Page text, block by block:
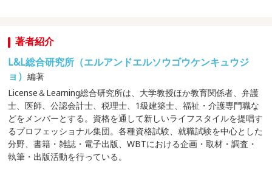
著者紹介
L&L総合研究所（エルアンドエルソウゴウケンキュウジ
ョ）編著
License＆Learning総合研究所は、大学教授ほか教育関係者、弁護
士、医師、公認会計士、税理士、1級建築士、福祉・介護専門職な
どをメンバーとする。資格を通して新しいライフスタイルを提唱す
るプロフェッショナル集団。各種資格試験、就職試験を中心とした
分野、書籍・雑誌・電子出版、WBTにおける企画・取材・調査・
執筆・出版活動を行っている。